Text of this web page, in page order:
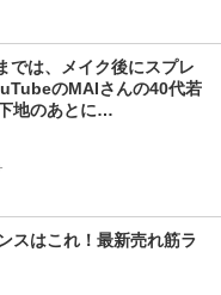
では、メイク後にスプレ
のMAIさんの40代若
地のあとに…
スはこれ！最新売れ筋ラ